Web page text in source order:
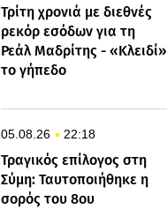
Τρίτη χρονιά με διεθνές
ρεκόρ εσόδων για τη
Ρεάλ Μαδρίτης - «Κλειδί»
το γήπεδο
05.08.26 22:18
Τραγικός επίλογος στη
Σύμη: Ταυτοποιήθηκε η
σορός του 8ου